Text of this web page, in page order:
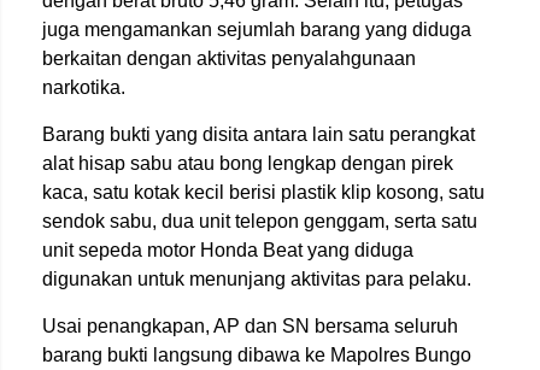
juga mengamankan sejumlah barang yang diduga
berkaitan dengan aktivitas penyalahgunaan
narkotika.
Barang bukti yang disita antara lain satu perangkat
alat hisap sabu atau bong lengkap dengan pirek
kaca, satu kotak kecil berisi plastik klip kosong, satu
sendok sabu, dua unit telepon genggam, serta satu
unit sepeda motor Honda Beat yang diduga
digunakan untuk menunjang aktivitas para pelaku.
Usai penangkapan, AP dan SN bersama seluruh
barang bukti langsung dibawa ke Mapolres Bungo